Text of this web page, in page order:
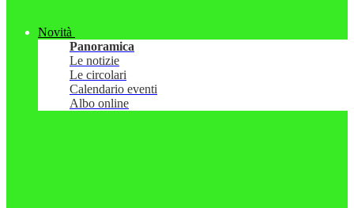
Novità
Panoramica
Le notizie
Le circolari
Calendario eventi
Albo online